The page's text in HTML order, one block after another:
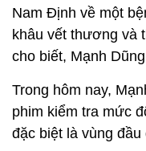
Nam Định về một
khâu vết thương và
cho biết, Mạnh
Trong hôm nay,
phim kiểm tra mức
đặc biệt là vùng đầu